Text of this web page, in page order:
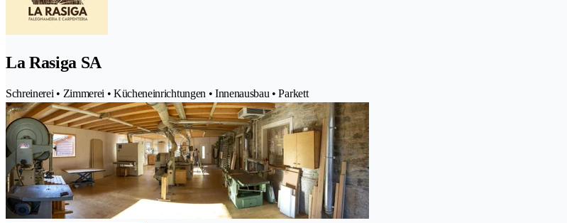
La Rasiga SA
Schreinerei • Zimmerei • Kücheneinrichtungen • Innenausbau • Parkett